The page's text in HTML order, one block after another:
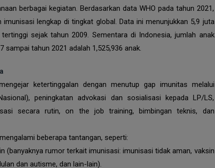
berbagai kegiatan. Berdasarkan data WHO pada tahun 2021,
lengkap di tingkat global. Data ini menunjukkan 5,9 juta
sejak tahun 2009. Sementara di Indonesia, jumlah anak
tahun 2021 adalah 1,525,936 anak.
ketertinggalan dengan menutup gap imunitas melalui
peningkatan advokasi dan sosialisasi kepada LP/LS,
secara rutin, on the job training, bimbingan teknis, dan
beberapa tantangan, seperti:
(banyaknya rumor terkait imunisasi: imunisasi tidak aman, vaksin
dan autisme, dan lain-lain).